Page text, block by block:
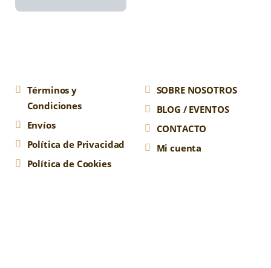
Términos y
Condiciones
Envíos
Política de Privacidad
Política de Cookies
SOBRE NOSOTROS
BLOG / EVENTOS
CONTACTO
Mi cuenta